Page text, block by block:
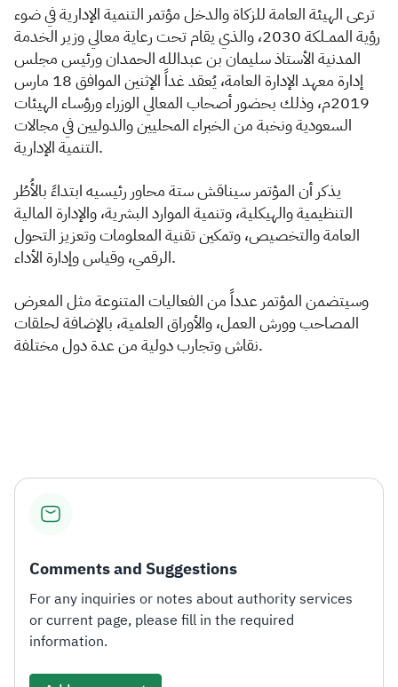
ترعى الهيئة العامة للزكاة والدخل مؤتمر التنمية الإدارية ف​ي ضوء
رؤية الممــلكة 2030، والذي يقام تحت رعاية معالي وزير الخدمة
المدنية الأستاذ سليمان بن عبدالله الحمدان ورئيس مجلس
إدارة معهد الإدارة العامة، يُعقد غداً الإثنين الموافق 18 مارس
2019م ، وذلك بحضور أصحاب المعالي الوزراء ورؤساء الهيئات
السعودية ونخبة من الخبراء المحليين والدوليين في مجالات
التنمية الإدارية.
يذكر أن المؤتمر سيناقش ستة محاور رئيسيه ابتداءً بالأُطُر
التنظيمية والهيكلية، وتنمية الموارد البشرية، والإدارة المالية
العامة والتخصيص، وتمكين تقنية المعلومات وتعزيز التحول
الرقمي، وقياس وإدارة الأداء.
وسيتضمن المؤتمر عدداً من الفعاليات المتنوعة مثل المعرض
المصاحب وورش العمل، والأوراق العلمية، بالإضافة لحلقات
نقاش وتجارب دولية من عدة دول مختلفة.
Comments and Suggestions
For any inquiries or notes about authority services
or current page, please fill in the required
information.